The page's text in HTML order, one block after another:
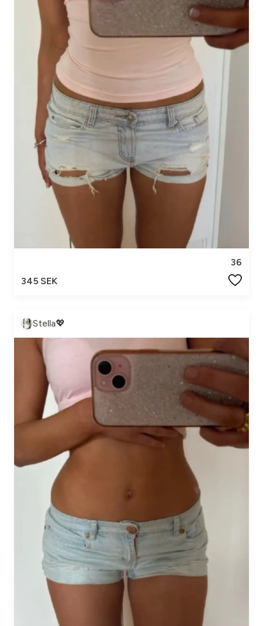
36
345 SEK
Stella💖